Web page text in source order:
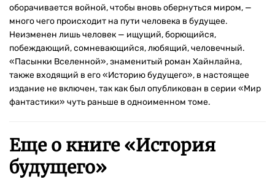
оборачивается войной, чтобы вновь обернуться миром, —
много чего происходит на пути человека в будущее.
Неизменен лишь человек — ищущий, борющийся,
побеждающий, сомневающийся, любящий, человечный.
«Пасынки Вселенной», знаменитый роман Хайнлайна,
также входящий в его «Историю будущего», в настоящее
издание не включен, так как был опубликован в серии «Мир
фантастики» чуть раньше в одноименном томе.
Еще о книге «История
будущего»